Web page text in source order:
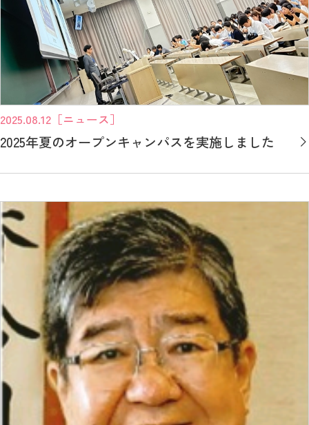
2025.08.12 ［ニュース］
2025年夏のオープンキャンパスを実施しました